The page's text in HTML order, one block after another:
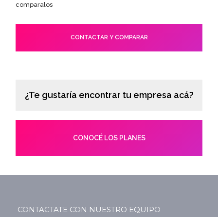
comparalos
CONTACTAR Y COMPARAR
¿Te gustaría encontrar tu empresa acá?
CONOCÉ LOS PLANES
CONTACTATE CON NUESTRO EQUIPO